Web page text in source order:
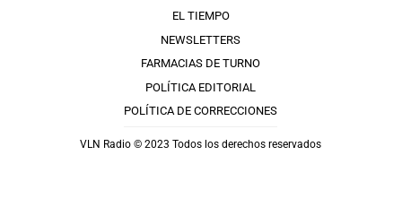
EL TIEMPO
NEWSLETTERS
FARMACIAS DE TURNO
POLÍTICA EDITORIAL
POLÍTICA DE CORRECCIONES
VLN Radio © 2023 Todos los derechos reservados